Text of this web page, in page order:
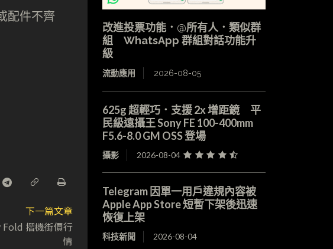
配件不齊
下一篇文章
Fold 摺機街價行
情
改進投票功能．@所有人．類似群
組 WhatsApp 群組對話功能升
級
流動應用 2026-08-05
625g 超輕巧．支援 2x 增距鏡 平
民級遠攝王 Sony FE 100-400mm
F5.6-8.0 GM OSS 登場
攝影 2026-08-04
Telegram 因單一用戶違規內容被
Apple App Store 短暫下架後迅速
恢復上架
科技新聞 2026-08-04